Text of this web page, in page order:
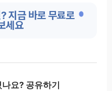
지금 바로 무료로
세요
요? 공유하기